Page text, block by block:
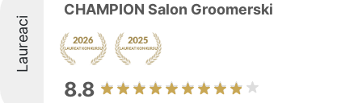
Laureaci
CHAMPION Salon Groomerski
8.8